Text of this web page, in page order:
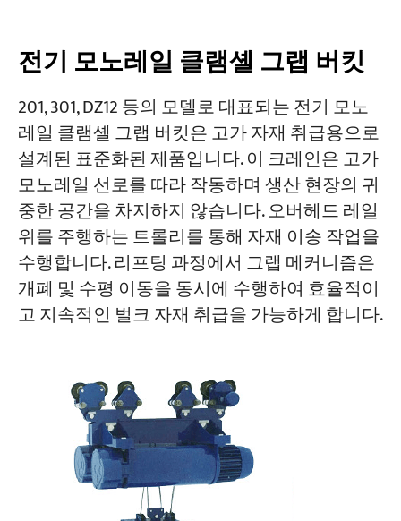
전기 모노레일 클램셸 그랩 버킷
201, 301, DZ12 등의 모델로 대표되는 전기 모노
레일 클램셸 그랩 버킷은 고가 자재 취급용으로
설계된 표준화된 제품입니다. 이 크레인은 고가
모노레일 선로를 따라 작동하며 생산 현장의 귀
중한 공간을 차지하지 않습니다. 오버헤드 레일
위를 주행하는 트롤리를 통해 자재 이송 작업을
수행합니다. 리프팅 과정에서 그랩 메커니즘은
개폐 및 수평 이동을 동시에 수행하여 효율적이
고 지속적인 벌크 자재 취급을 가능하게 합니다.